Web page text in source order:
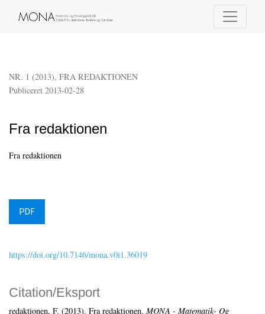
NR. 1 (2013), FRA REDAKTIONEN
Fra redaktionen
Publiceret 2013-02-28
Fra redaktionen
PDF
Citation/Eksport
redaktionen, F. (2013). Fra redaktionen. MONA - Matematik- Og
https://doi.org/10.7146/mona.v0i1.36019